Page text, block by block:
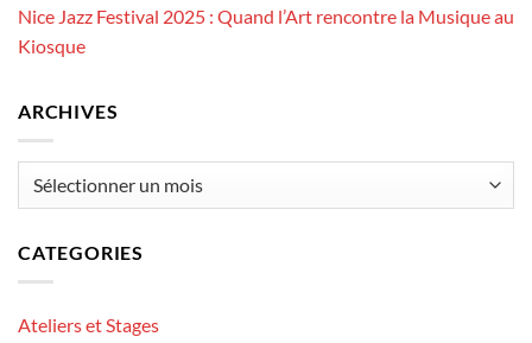
Nice Jazz Festival 2025 : Quand l’Art rencontre la Musique au
Kiosque
ARCHIVES
CATEGORIES
Ateliers et Stages